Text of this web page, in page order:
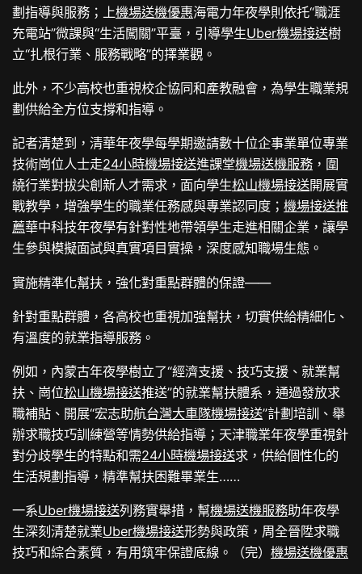
劃指導與服務；上機場送機優惠海電力年夜學則依托“職涯
充電站”微課與“生活闖關”平臺，引導學生Uber機場接送樹
立“扎根行業、服務戰略”的擇業觀。
此外，不少高校也重視校企協同和產教融會，為學生職業規
劃供給全方位支撐和指導。
記者清楚到，清華年夜學每學期邀請數十位企事業單位專業
技術崗位人士走24小時機場接送進課堂機場送機服務 ，圍
繞行業對拔尖創新人才需求，面向學生松山機場接送開展實
戰教學，增強學生的職業任務感與專業認同度；機場接送推
薦華中科技年夜學有針對性地帶領學生走進相關企業，讓學
生參與模擬面試與真實項目實操，深度感知職場生態。
實施精準化幫扶，強化對重點群體的保證——
針對重點群體，各高校也重視加強幫扶，切實供給精細化、
有溫度的就業指導服務。
例如，內蒙古年夜學樹立了“經濟支援、技巧支援、就業幫
扶、崗位松山機場接送推送”的就業幫扶體系，通過發放求
職補貼、開展“宏志助航台灣大車隊機場接送”計劃培訓、舉
辦求職技巧訓練營等情勢供給指導；天津職業年夜學重視針
對分歧學生的特點和需24小時機場接送求，供給個性化的
生活規劃指導，精準幫扶困難畢業生……
一系Uber機場接送列務實舉措，幫機場送機服務助年夜學
生深刻清楚就業Uber機場接送形勢與政策，周全晉陞求職
技巧和綜合素質，有用筑牢保證底線。（完）機場送機優惠